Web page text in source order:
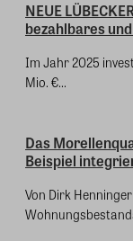
NEUE
bezahlbares
Im Jahr 2025
Mio. €...
Das
Beispiel
Von Dirk